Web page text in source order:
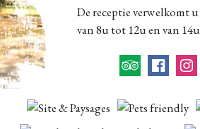
De receptie verwelkomt
van 8u tot 12u en van